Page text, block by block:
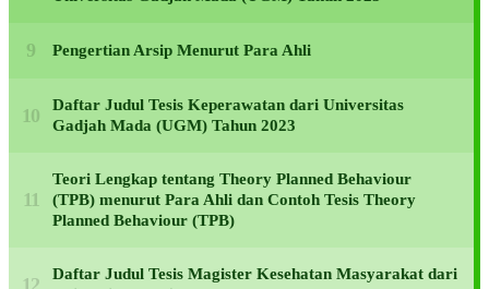
Pengertian Arsip Menurut Para Ahli
Daftar Judul Tesis Keperawatan dari Universitas
Gadjah Mada (UGM) Tahun 2023
Teori Lengkap tentang Theory Planned Behaviour
(TPB) menurut Para Ahli dan Contoh Tesis Theory
Planned Behaviour (TPB)
Daftar Judul Tesis Magister Kesehatan Masyarakat dari